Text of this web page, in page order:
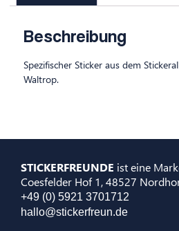
Beschreibung
Spezifischer Sticker aus dem
Waltrop.
STICKERFREUNDE ist eine
Coesfelder Hof 1, 48527
+49 (0) 5921 3701712
hallo@stickerfreun.de